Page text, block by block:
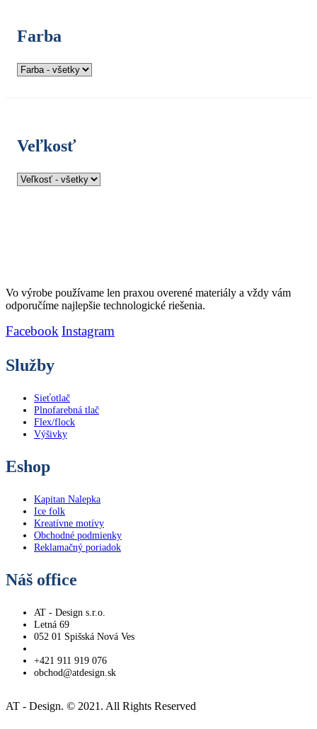
Farba
Veľkosť
Vo výrobe používame len praxou overené materiály a vždy vám
odporučíme najlepšie technologické riešenia.
Facebook Instagram
Služby
Sieťotlač
Plnofarebná tlač
Flex/flock
Výšivky
Eshop
Kapitan Nalepka
Ice folk
Kreatívne motívy
Obchodné podmienky
Reklamačný poriadok
Náš office
AT - Design s.r.o.
Letná 69
052 01 Spišská Nová Ves
+421 911 919 076
obchod@atdesign.sk
AT - Design. © 2021. All Rights Reserved